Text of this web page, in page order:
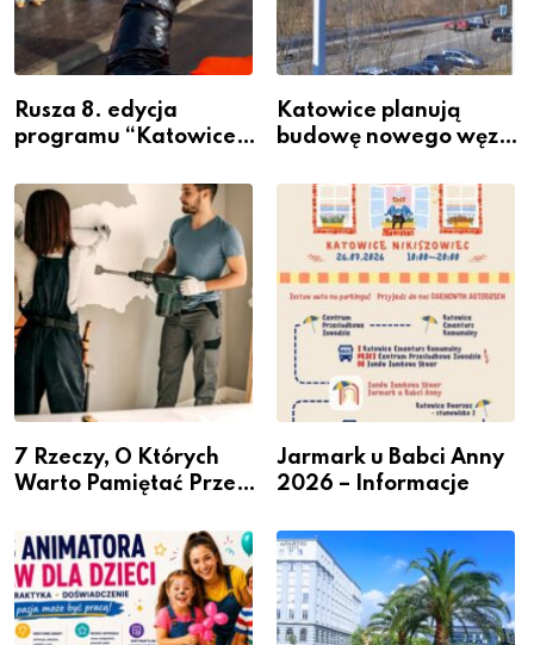
Rusza 8. edycja
programu “Katowice
– nabór dla
przedsiębiorców
Katowice planują
budowę nowego węzła
Podlesiu
7 Rzeczy, O Których
Warto Pamiętać Przed
Jarmark u Babci Anny
2026 – Informacje